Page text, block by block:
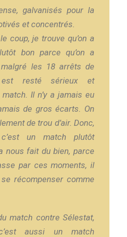
galvanisés pour la
et concentrés.
coup, je trouve qu’on a
bon parce qu’on a
les 18 arrêts de
est resté sérieux et
Il n’y a jamais eu
de gros écarts. On
de trou d’air. Donc,
un match plutôt
nous fait du bien, parce
par ces moments, il
récompenser comme
match contre Sélestat,
aussi un match